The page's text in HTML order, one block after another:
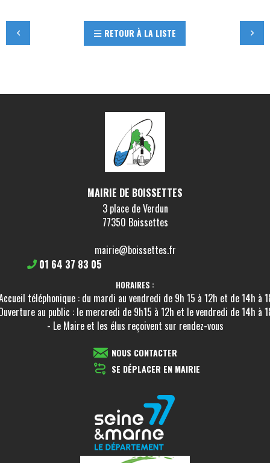
RETOUR À LA LISTE
MAIRIE DE BOISSETTES
3 place de Verdun
77350 Boissettes
mairie@boissettes.fr
01 64 37 83 05
HORAIRES :
téléphonique : du mardi au vendredi de 9h 15 à 12h et de 14h à
au public : le mercredi de 9h15 à 12h et le vendredi de 14h à
- Le Maire et les élus reçoivent sur rendez-vous
NOUS CONTACTER
SE DÉPLACER EN MAIRIE